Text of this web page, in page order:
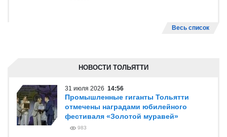
Весь список
НОВОСТИ ТОЛЬЯТТИ
31 июля 2026 14:56
Промышленные гиганты Тольятти
отмечены наградами юбилейного
фестиваля «Золотой муравей»
983